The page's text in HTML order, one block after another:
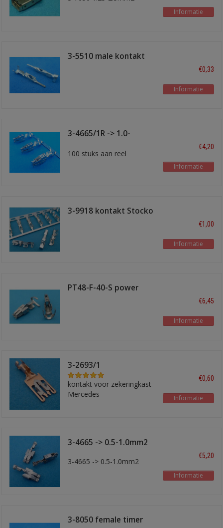
Informatie
3-5510 male kontakt
€0,33
Informatie
3-4665/1R -> 1.0-
100 stuks aan reel
€4,20
Informatie
3-9918 kontakt Stocko
€1,00
Informatie
PT48-F-40-S power
€6,45
Informatie
3-2693/1
kontakt voor zekeringkast
Mercedes
€0,60
Informatie
3-4665 -> 0.5-1.0mm2
3-4665 -> 0.5-1.0mm2
€5,20
Informatie
3-8050 female timer